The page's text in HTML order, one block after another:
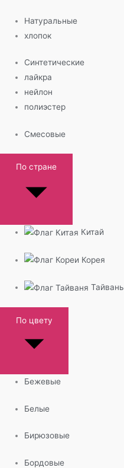
Натуральные
хлопок
Синтетические
лайкра
нейлон
полиэстер
Смесовые
По стране
Китай
Корея
Тайвань
По цвету
Бежевые
Белые
Бирюзовые
Бордовые